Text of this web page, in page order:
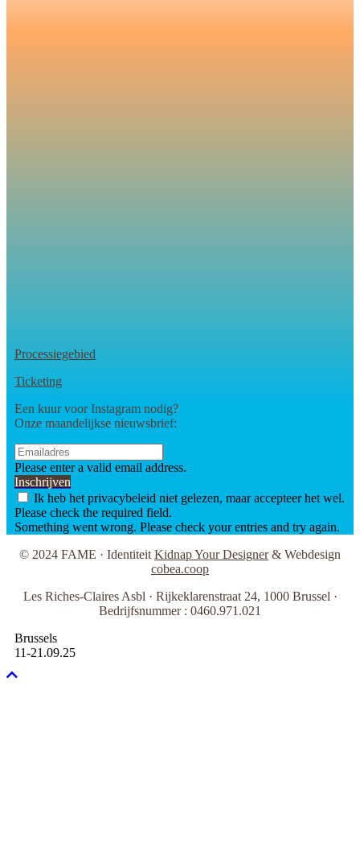
Processiegebied
Ticketing
Een kuur voor Instagram nodig?
Onze maandelijkse nieuwsbrief:
Please enter a valid email address.
Inschrijven
Ik heb het privacybeleid niet gelezen, maar accepteer het wel.
Please check the required field.
Something went wrong. Please check your entries and try again.
© 2024 FAME · IdentiteitKidnap Your Designer& Webdesign
cobea.coop
Les Riches-Claires Asbl · Rijkeklarenstraat 24, 1000 Brussel ·
Bedrijfsnummer : 0460.971.021
Brussels
11-21.09.25
Naar